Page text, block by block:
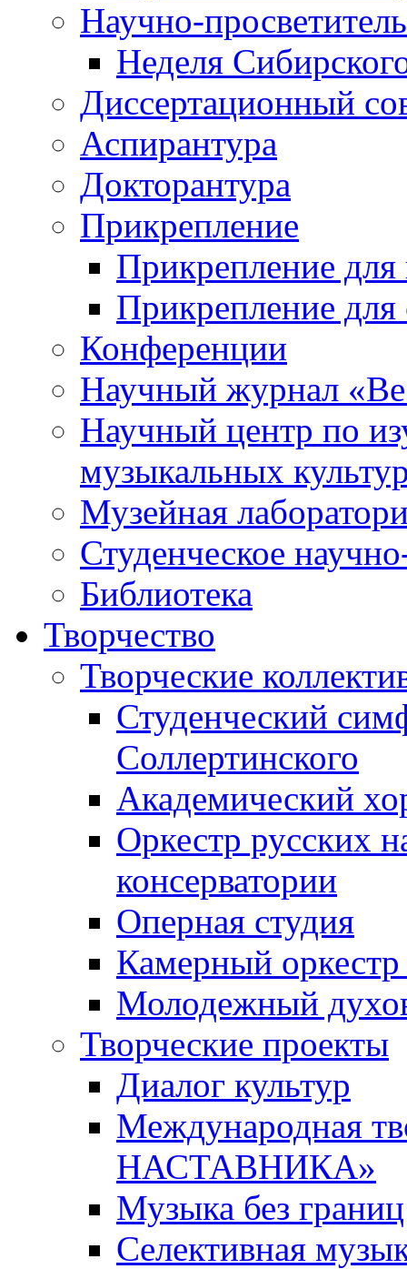
Научно-
Неделя
Диссертационный
Аспирантура
Докторантура
Прикрепление
Прикрепление для
Прикрепление для
Конференции
Научный журнал
Научный центр по
музыкальных
Музейная
Студенческое
Библиотека
Творчество
Творческие
Студенческий
Соллертинского
Академический
Оркестр русских
консерватории
Оперная студия
Камерный оркестр
Молодежный
Творческие проекты
Диалог культур
Международная
НАСТАВНИКА»
Музыка без границ
Селективная